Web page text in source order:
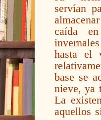
servían
caída
hasta el
base se
nieve, ya
La
aquellos